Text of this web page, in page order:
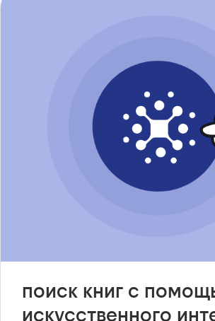
поиск книг с
искусственного